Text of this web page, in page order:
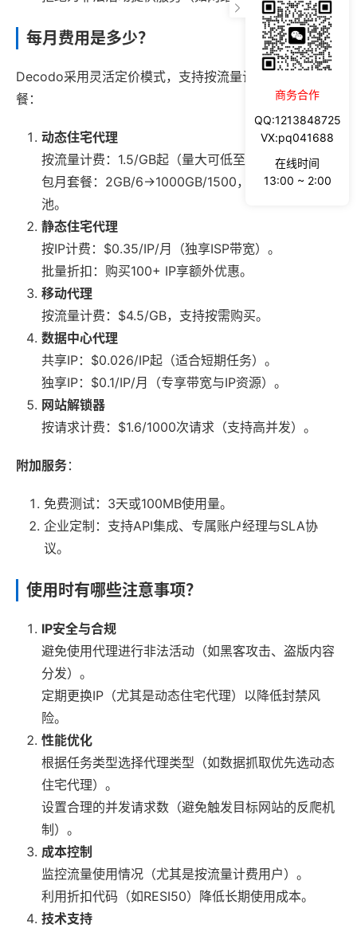
每月费用是多少？
Decodo采用灵活定价模式，支持按流量计费与包月套
餐：
动态住宅代理
按流量计费：1.5/GB起（量大可低至1.5/GB）。
包月套餐：2GB/6→1000GB/1500，支持自定义流量
池。
静态住宅代理
按IP计费：$0.35/IP/月（独享ISP带宽）。
批量折扣：购买100+ IP享额外优惠。
移动代理
按流量计费：$4.5/GB，支持按需购买。
数据中心代理
共享IP：$0.026/IP起（适合短期任务）。
独享IP：$0.1/IP/月（专享带宽与IP资源）。
网站解锁器
按请求计费：$1.6/1000次请求（支持高并发）。
附加服务：
免费测试：3天或100MB使用量。
企业定制：支持API集成、专属账户经理与SLA协
议。
使用时有哪些注意事项？
IP安全与合规
避免使用代理进行非法活动（如黑客攻击、盗版内容
分发）。
定期更换IP（尤其是动态住宅代理）以降低封禁风
险。
性能优化
根据任务类型选择代理类型（如数据抓取优先选动态
住宅代理）。
设置合理的并发请求数（避免触发目标网站的反爬机
制）。
成本控制
监控流量使用情况（尤其是按流量计费用户）。
利用折扣代码（如RESI50）降低长期使用成本。
技术支持
商务合作
QQ:1213848725
VX:pq041688
在线时间
13:00 ~ 2:00